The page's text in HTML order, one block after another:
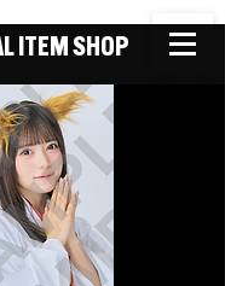
ITEM SHOP